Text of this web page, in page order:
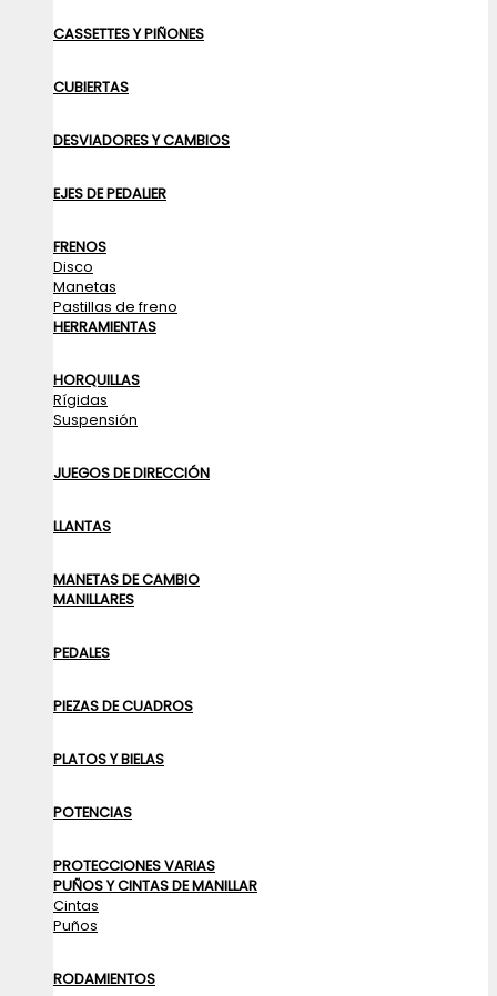
CASSETTES Y PIÑONES
CUBIERTAS
DESVIADORES Y CAMBIOS
EJES DE PEDALIER
FRENOS
Disco
Manetas
Pastillas de freno
HERRAMIENTAS
HORQUILLAS
Rígidas
Suspensión
JUEGOS DE DIRECCIÓN
LLANTAS
MANETAS DE CAMBIO
MANILLARES
PEDALES
PIEZAS DE CUADROS
PLATOS Y BIELAS
POTENCIAS
PROTECCIONES VARIAS
PUÑOS Y CINTAS DE MANILLAR
Cintas
Puños
RODAMIENTOS